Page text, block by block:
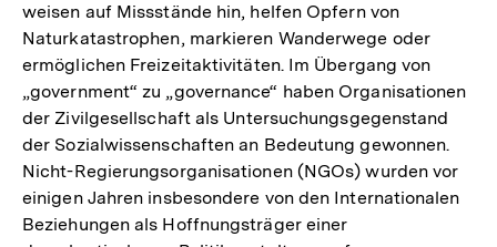
weisen auf Missstände hin, helfen Opfern von
Naturkatastrophen, markieren Wanderwege oder
ermöglichen Freizeitaktivitäten. Im Übergang von
„government“ zu „governance“ haben Organisationen
der Zivilgesellschaft als Untersuchungsgegenstand
der Sozialwissenschaften an Bedeutung gewonnen.
Nicht-Regierungsorganisationen (NGOs) wurden vor
einigen Jahren insbesondere von den Internationalen
Beziehungen als Hoffnungsträger einer